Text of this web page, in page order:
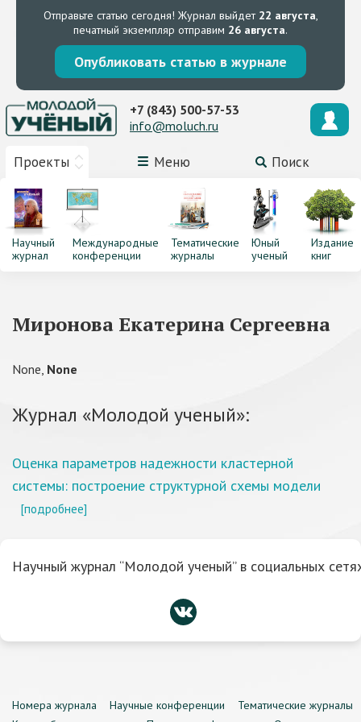
Отправьте статью сегодня! Журнал выйдет 22 августа,
печатный экземпляр отправим 26 августа.
Опубликовать статью в журнале
Проекты Меню Поиск
+7 (843) 500-57-53
info@moluch.ru
Научный
журнал
Международные
конференции
Тематические
журналы
Юный
ученый
Издание
книг
Миронова Екатерина Сергеевна
None, None
Журнал «Молодой ученый»:
Оценка параметров надежности кластерной
системы: построение структурной схемы модели
[подробнее]
Научный журнал “Молодой ученый” в социальных
Номера журнала Научные конференции
Тематические журналы